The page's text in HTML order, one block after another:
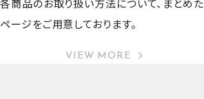
各商品のお取り扱い方法について、まとめた
ページをご用意しております。
VIEW MORE